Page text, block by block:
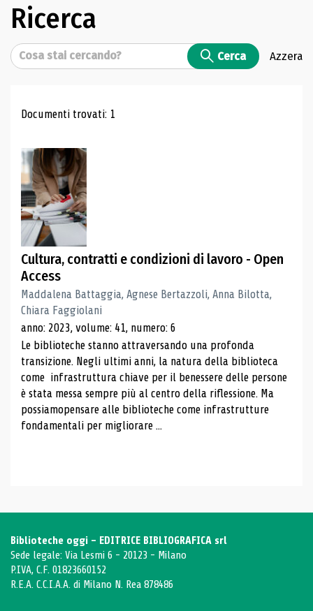
Ricerca
Cerca Cerca Azzera
Risultati di ricerca
Documenti trovati: 1
Cultura, contratti e condizioni di lavoro - Open
Access
Maddalena Battaggia, Agnese Bertazzoli, Anna Bilotta,
Chiara Faggiolani
anno: 2023, volume: 41, numero: 6
Le biblioteche stanno attraversando una profonda
transizione. Negli ultimi anni, la natura della biblioteca
come infrastruttura chiave per il benessere delle persone
è stata messa sempre più al centro della riflessione. Ma
possiamopensare alle biblioteche come infrastrutture
fondamentali per migliorare ...
Biblioteche oggi - EDITRICE BIBLIOGRAFICA srl
Sede legale: Via Lesmi 6 - 20123 - Milano
P.IVA, C.F. 01823660152
R.E.A. C.C.I.A.A. di Milano N. Rea 878486